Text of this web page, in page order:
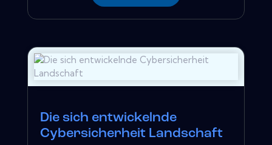
Die sich entwickelnde
Cybersicherheit Landschaft